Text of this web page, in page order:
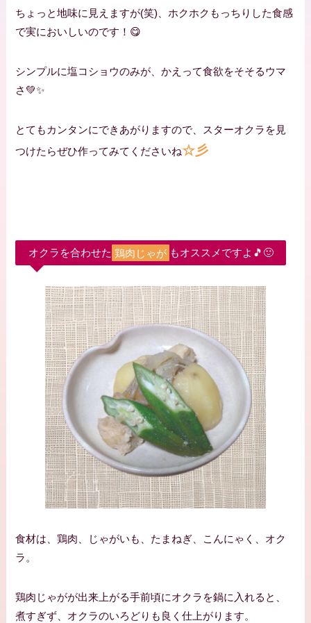
ちょっと地味に見えますが(笑)、ホクホクもっちりした食感
で実においしいのです！😋
シンプルに塩コショウのみが、かえって食欲をそそるウマ
さ💚✨
とてもカンタンにできあがりますので、スターオクラを見
つけたらぜひ作ってみてくださいね☆彡
オクラを合わせた 鶏肉じゃが もオススメですよ🎵🙂
食材は、鶏肉、じゃがいも、たまねぎ、こんにゃく、オク
ラ。
鶏肉じゃがが出来上がる手前頃にオクラを鍋に入れると、
煮すぎず、オクラのいろどりも良く仕上がります。